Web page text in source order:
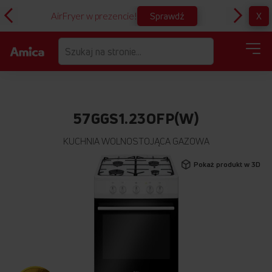
AirFryer w prezencie! Sprawdź X
57GGS1.23OFP(W)
KUCHNIA WOLNOSTOJĄCA GAZOWA
Pokaż produkt w 3D